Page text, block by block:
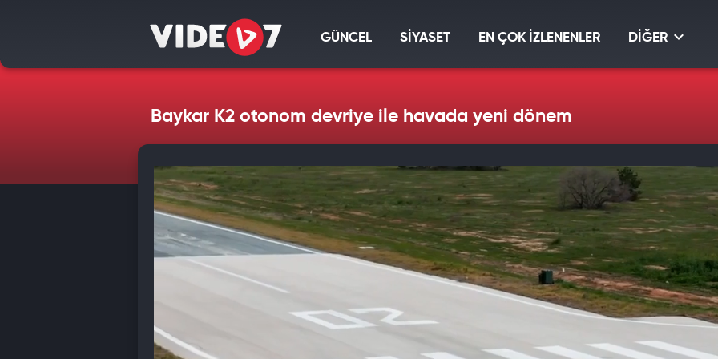
GÜNCEL SİYASET EN ÇOK İZLENENLER DİĞER
Baykar K2 otonom devriye ile havada yeni dönem